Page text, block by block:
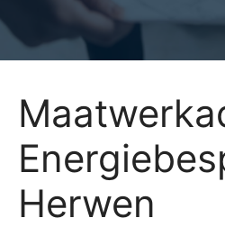
Herwen